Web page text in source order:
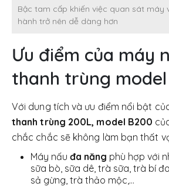
Bậc tam cấp khiến việc quan sát máy
hành trở nên dễ dàng hơn
Ưu điểm của máy
thanh trùng model
Với dung tích và ưu điểm nổi bật
thanh trùng 200L, model B200
chắc chắc sẽ không làm bạn thất
Máy nấu đa năng phù hợp với
sữa bò, sữa dê, trà sữa, trà bí
sả gừng, trà thảo mộc,…